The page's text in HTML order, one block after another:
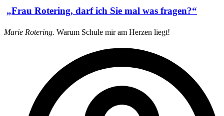
„Frau Rotering, darf ich Sie mal was fragen?“
Marie Rotering. Warum Schule mir am Herzen liegt!